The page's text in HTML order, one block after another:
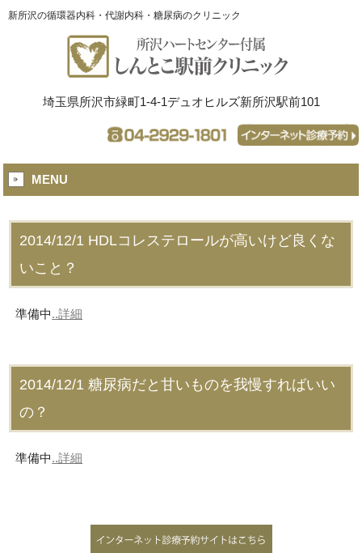
新所沢の循環器内科・代謝内科・糖尿病のクリニック
埼玉県所沢市緑町1-4-1デュオヒルズ新所沢駅前101
MENU
2014/12/1 HDLコレステロールが高いけど良くな
いこと？
準備中..詳細
2014/12/1 糖尿病だと甘いものを我慢すればいい
の？
準備中..詳細